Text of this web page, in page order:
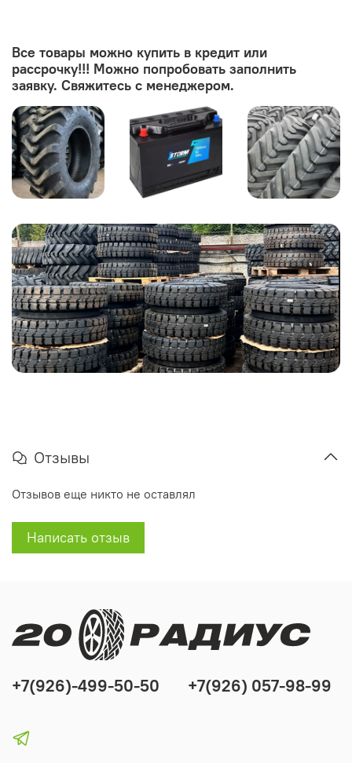
Все товары можно купить в кредит или
рассрочку!!! Можно попробовать заполнить
заявку. Свяжитесь с менеджером.
Отзывы
Отзывов еще никто не оставлял
Написать отзыв
+7(926)-499-50-50 +7(926) 057-98-99